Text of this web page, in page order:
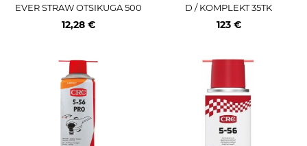
EVER STRAW OTSIKUGA 500
ML / AE
12,28 €
D / KOMPLEKT 35TK
123 €